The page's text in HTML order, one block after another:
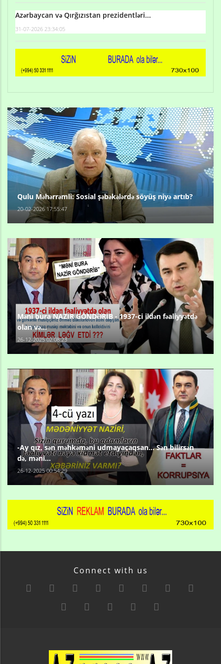
Azərbaycan və Qırğızıstan prezidentləri...
31-07-2026 23:34:05
Qulu Məhərrəmli: Sosial şəbəkələrdə söyüş niyə artıb?
20-02-2026 17:55:47
Məni bura NAZİR GÖNDƏRİB - 1937-ci ildən fəaliyyətdə
olan və...
26-12-2025 02:08:23
-Ay qız, sən məhkəməni udmayacaqsan... Sən bilirsən
də, məni...
26-12-2025 00:54:29
Connect with us